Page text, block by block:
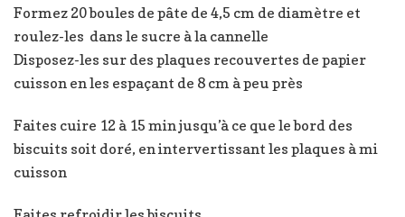
Formez 20 boules de pâte de 4,5 cm de diamètre et
roulez-les dans le sucre à la cannelle
Disposez-les sur des plaques recouvertes de papier
cuisson en les espaçant de 8 cm à peu près
Faites cuire 12 à 15 min jusqu’à ce que le bord des
biscuits soit doré, en intervertissant les plaques à mi
cuisson